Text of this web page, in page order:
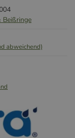
Beißringe
abweichend)